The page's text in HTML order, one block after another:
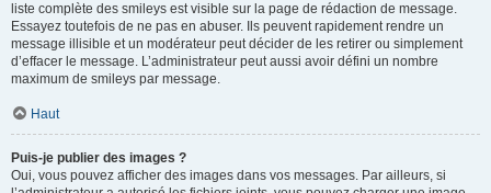
liste complète des smileys est visible sur la page de rédaction de message.
Essayez toutefois de ne pas en abuser. Ils peuvent rapidement rendre un
message illisible et un modérateur peut décider de les retirer ou simplement
d’effacer le message. L’administrateur peut aussi avoir défini un nombre
maximum de smileys par message.
Haut
Puis-je publier des images ?
Oui, vous pouvez afficher des images dans vos messages. Par ailleurs, si